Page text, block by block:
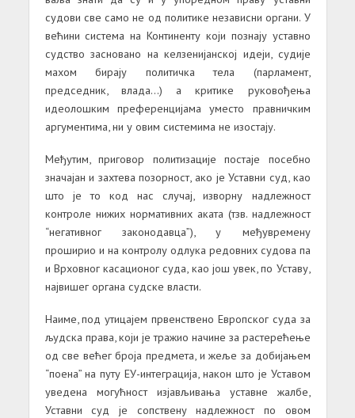
судови све само не од политике независни органи. У
већини система на Континенту који познају уставно
судство засновано на келзенијанској идеји, судије
махом бирају политичка тела (парламент,
председник, влада…) а критике руковођења
идеолошким преференцијама уместо правничким
аргументима, ни у овим системима не изостају.
Међутим, приговор политизације постаје посебно
значајан и захтева позорност, ако је Уставни суд, као
што је то код нас случај, изворну надлежност
контроле нижих нормативних аката (тзв. надлежност
“негативног законодавца”), у међувремену
проширио и на контролу одлука редовних судова па
и Врховног касационог суда, као још увек, по Уставу,
највишег органа судске власти.
Наиме, под утицајем првенствено Европског суда за
људска права, који је тражио начине за растерећење
од све већег броја предмета, и жеље за добијањем
“поена” на путу ЕУ-интеграција, након што је Уставом
уведена могућност изјављивања уставне жалбе,
Уставни суд је сопствену надлежност по овом